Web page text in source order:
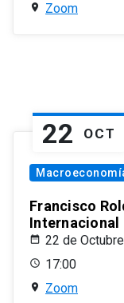
Zoom
22 OCT
Francisco
Internacional
22 de
17:00
Zoom